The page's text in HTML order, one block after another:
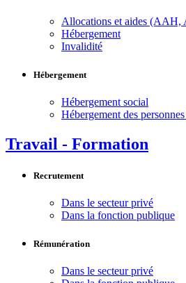
Allocations et aides (AAH,
Hébergement
Invalidité
Hébergement
Hébergement social
Hébergement des personnes
Travail - Formation
Recrutement
Dans le secteur privé
Dans la fonction publique
Rémunération
Dans le secteur privé